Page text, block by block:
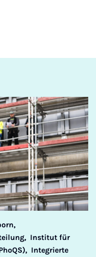
Institut für
Integrierte